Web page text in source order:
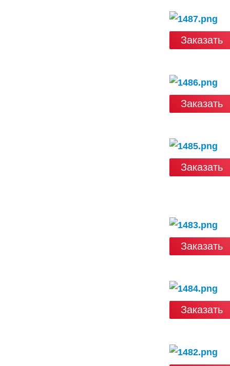
Заказать
Заказать
Заказать
Заказать
Заказать